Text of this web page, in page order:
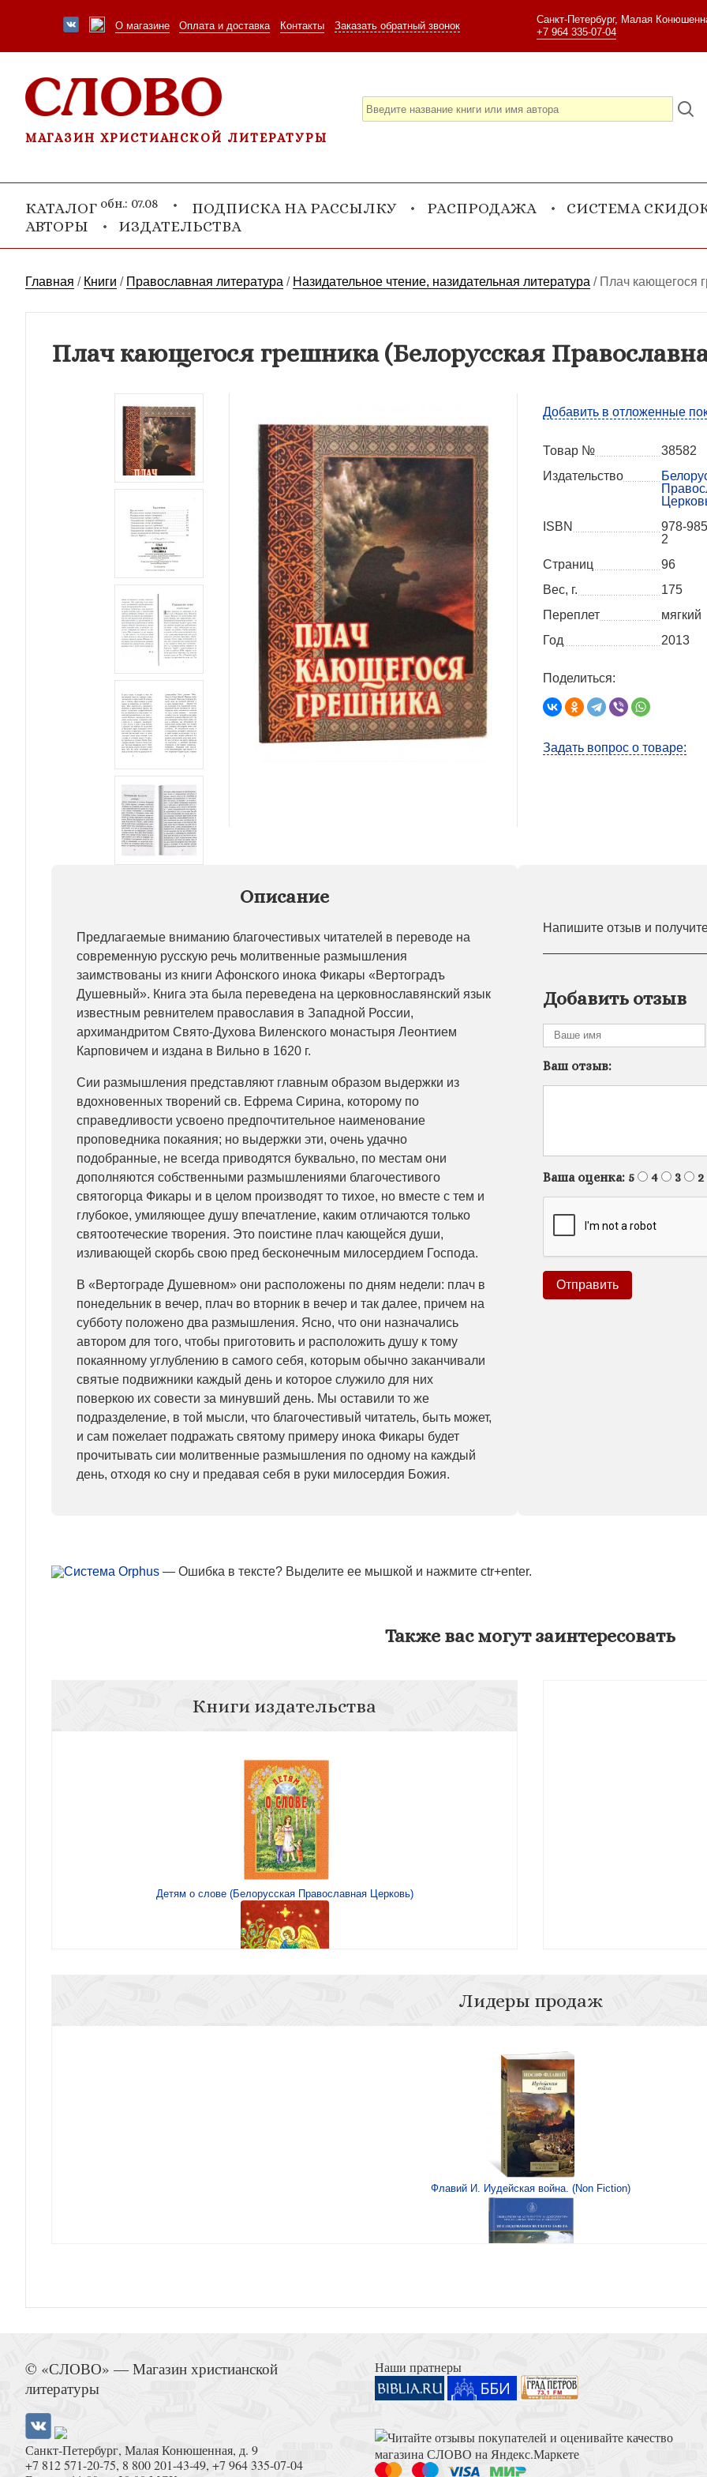
О магазине Оплата и доставка Контакты Заказать обратный звонок
Санкт-Петербург, Малая
+7 964 335-07-04
МАГАЗИН ХРИСТИАНСКОЙ ЛИТЕРАТУРЫ
КАТАЛОГ обн.: 07.08 ПОДПИСКА НА РАССЫЛКУ РАСПРОДАЖА
СИСТЕМА
АВТОРЫ
ИЗДАТЕЛЬСТВА
Главная / Книги / Православная литература / Назидательное чтение, назидательная литература / Плач кающегося
Плач кающегося грешника (Белорусская
Добавить в отложенные
Товар №
38582
Издательство
ISBN
978-
2
Страниц
96
Вес, г.
175
Переплет
мягкий
Год
2013
Поделиться:
Задать вопрос о товаре:
Описание
Предлагаемые вниманию благочестивых читателей в переводе на
современную русскую речь молитвенные размышления
заимствованы из книги Афонского инока Фикары «Вертоградъ
Душевный». Книга эта была переведена на церковнославянский язык
известным ревнителем православия в Западной России,
архимандритом Свято-Духова Виленского монастыря Леонтием
Карповичем и издана в Вильно в 1620 г.
Сии размышления представляют главным образом выдержки из
вдохновенных творений св. Ефрема Сирина, которому по
справедливости усвоено предпочтительное наименование
проповедника покаяния; но выдержки эти, очень удачно
подобранные, не всегда приводятся буквально, по местам они
дополняются собственными размышлениями благочестивого
святогорца Фикары и в целом производят то тихое, но вместе с тем и
глубокое, умиляющее душу впечатление, каким отличаются только
святоотеческие творения. Это поистине плач кающейся души,
изливающей скорбь свою пред бесконечным милосердием Господа.
В «Вертограде Душевном» они расположены по дням недели: плач в
понедельник в вечер, плач во вторник в вечер и так далее, причем на
субботу положено два размышления. Ясно, что они назначались
автором для того, чтобы приготовить и расположить душу к тому
покаянному углублению в самого себя, которым обычно заканчивали
святые подвижники каждый день и которое служило для них
поверкою их совести за минувший день. Мы оставили то же
подразделение, в той мысли, что благочестивый читатель, быть может,
и сам пожелает подражать святому примеру инока Фикары будет
прочитывать сии молитвенные размышления по одному на каждый
день, отходя ко сну и предавая себя в руки милосердия Божия.
Напишите отзыв и
Добавить отзыв
Ваш отзыв:
Ваша оценка: 5 4 3 2
— Ошибка в тексте? Выделите ее мышкой и нажмите ctr+enter.
Также вас могут заинтересовать
Книги издательства
Детям о слове (Белорусская Православная Церковь)
Акафист «Слава Богу за все» (Белорусская Православная Церковь)
Лидеры продаж
Флавий И. Иудейская война. (Non Fiction)
Книга Иисуса Навина
© «СЛОВО» — Магазин христианской
литературы
Санкт-Петербург, Малая Конюшенная, д. 9
+7 812 571-20-75, 8 800 201-43-49, +7 964 335-07-04
Наши пратнеры